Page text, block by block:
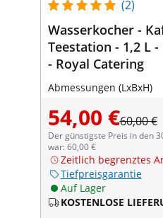
(2)
Wasserkocher -
Teestation - 1,2 L
- Royal Catering
Abmessungen (LxBxH)
54,00 €60,00 €
Der günstigste Preis in den
war: 60,00 €
Zeitlich begrenztes
Tiefpreisgarantie
Auf Lager
KOSTENLOSE